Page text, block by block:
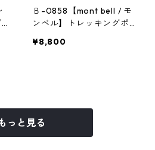
Ｂ-0858【mont bell / モ
ンベル】トレッキングポー
ロックアンチショック EN
¥8,800
っと見る